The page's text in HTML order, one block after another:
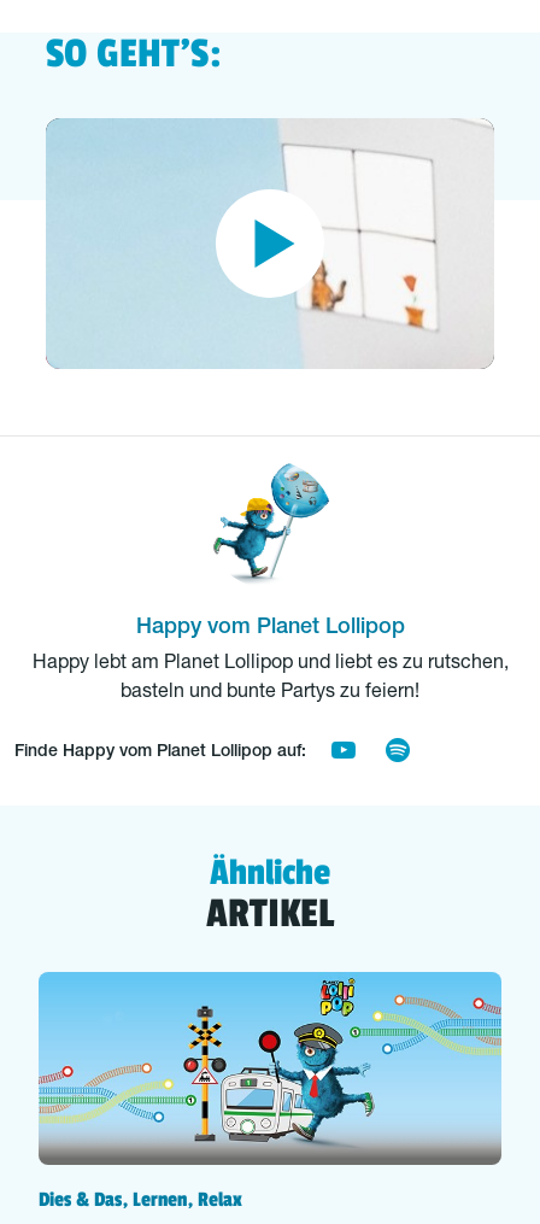
SO GEHT'S:
Happy vom Planet Lollipop
Happy lebt am Planet Lollipop und liebt es zu rutschen,
basteln und bunte Partys zu feiern!
Finde Happy vom Planet Lollipop auf:
Ähnliche
ARTIKEL
Dies & Das, Lernen, Relax